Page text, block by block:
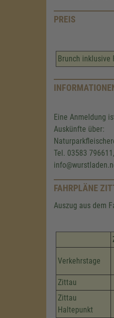
PREIS
Brunch inklusive
Eine Anmeldung
Auskünfte über:
Tel. 03583
FAHRPLÄNE
Auszug aus dem
Verkehrstage
Zittau
Zittau
Haltepunkt